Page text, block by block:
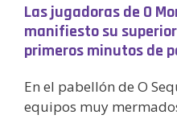
Las jugadoras de O
manifiesto su
primeros minutos de
En el pabellón de O
equipos muy